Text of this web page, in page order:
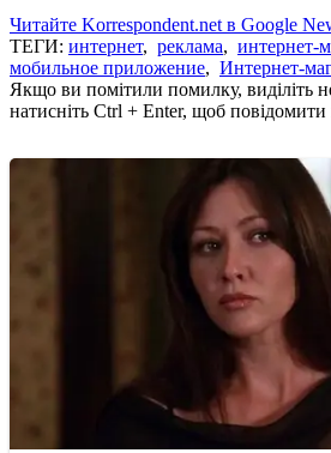
Читайте Korrespondent.net в Google
ТЕГИ: интернет, реклама, интернет-
мобильное приложение, Интернет-
Якщо ви помітили помилку, виділіть
натисніть Ctrl + Enter, щоб